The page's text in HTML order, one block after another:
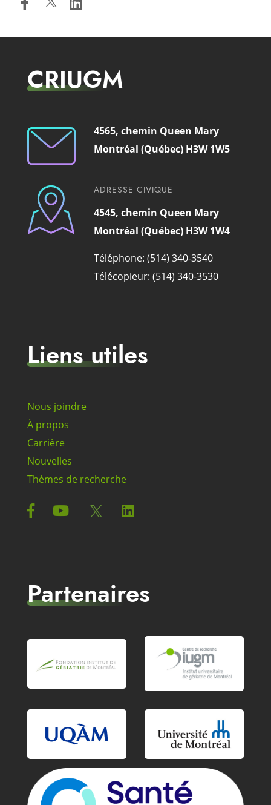
CRIUGM
4565, chemin Queen Mary
Montréal (Québec) H3W 1W5
ADRESSE CIVIQUE
4545, chemin Queen Mary
Montréal (Québec) H3W 1W4
Téléphone: (514) 340-3540
Télécopieur: (514) 340-3530
Liens utiles
Nous joindre
À propos
Carrière
Nouvelles
Thèmes de recherche
Partenaires